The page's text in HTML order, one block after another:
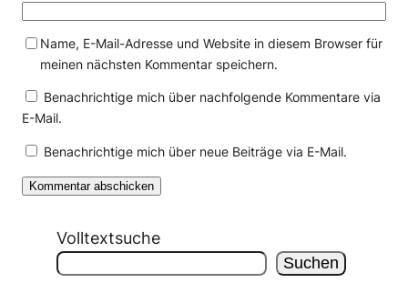
Name, E-Mail-Adresse und Website in diesem Browser für
meinen nächsten Kommentar speichern.
Benachrichtige mich über nachfolgende Kommentare via
E-Mail.
Benachrichtige mich über neue Beiträge via E-Mail.
Volltextsuche
Suchen